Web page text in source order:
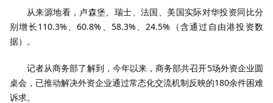
从来源地看，卢森堡、瑞士、法国、美国实际对华投资同比分
别增长110.3%、60.8%、58.3%、24.5%（含通过自由港投资数
据）。
记者从商务部了解到，今年以来，商务部共召开5场外资企业圆
桌会，已推动解决外资企业通过常态化交流机制反映的180余件困难
诉求。